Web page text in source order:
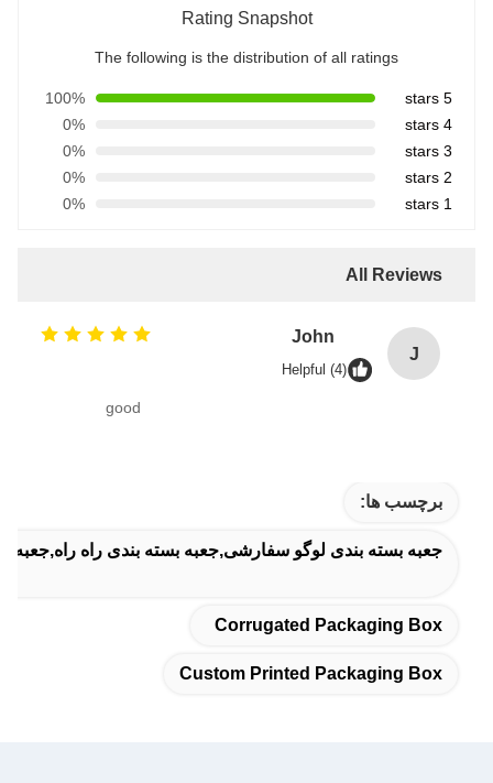
Rating Snapshot
The following is the distribution of all ratings
5 stars
100%
4 stars
0%
3 stars
0%
2 stars
0%
1 stars
0%
All Reviews
J
John
Helpful (4)
good
برچسب ها:
جعبه بسته بندی لوگو سفارشی,جعبه بسته بندی راه
Corrugated Packaging Box
Custom Printed Packaging Box